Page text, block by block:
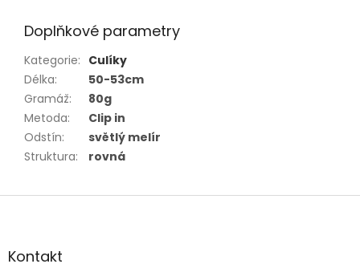
Doplňkové parametry
Kategorie: Culíky
Délka:
50-53cm
Gramáž:
80g
Metoda:
Clip in
Odstín:
světlý melír
Struktura: rovná
Z
aKontakt